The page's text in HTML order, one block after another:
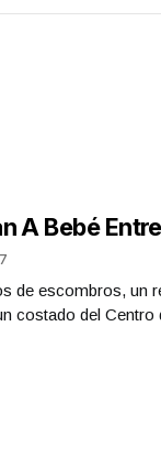
A Bebé
de escombros, un
costado del Centro